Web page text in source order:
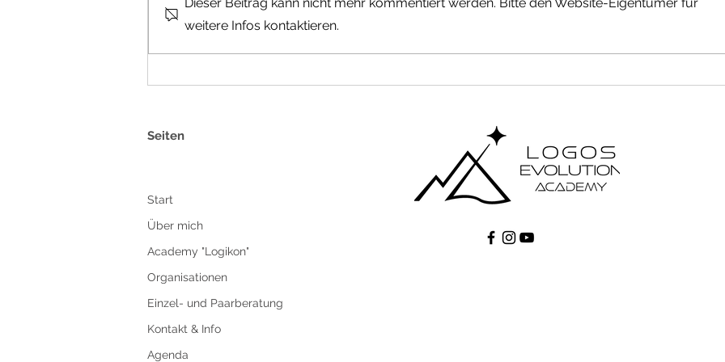
Über die Veranstaltung
Dieser Beitrag kann nicht mehr kommentiert werden. Bitte den Website-Eigentümer für
weitere Infos kontaktieren.
Seiten
Start
Über mich
Academy "Logikon"
Organisationen
Einzel- und Paarberatung
Kontakt & Info
Agenda